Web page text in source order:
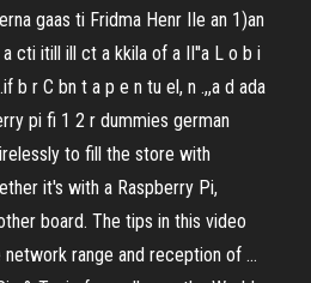
gaas ti Fridma Henr IIe an 1)an
cti itill ill ct a kkila of a II''a L o b i
b r C bn t a p e n tu el, n .,,a d ada
pi fi 1 2 r dummies german
to fill the store with
it's with a Raspberry Pi,
board. The tips in this video
range and reception of …